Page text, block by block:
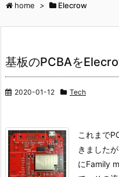
home > Elecrow
基板のPCBAを
2020-01-12 Tech
これまで
きました
にFamily